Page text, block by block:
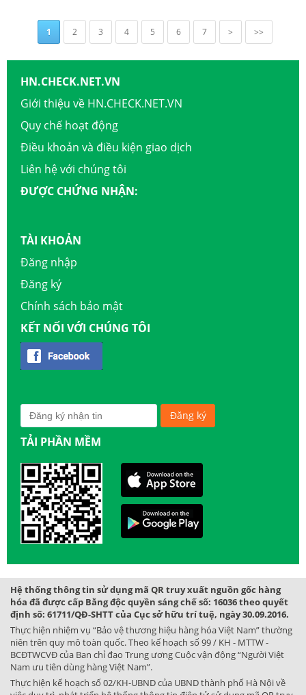
1 2 3 4 5 6 7 > >>
HN.CHECK.NET.VN
Giới thiệu về HN.CHECK.NET.VN
Quy chế hoạt động
Điều khoản và điều kiện giao dịch
Liên hệ với chúng tôi
ĐƯỢC CHỨNG NHẬN:
TÀI KHOẢN
Đăng nhập
Đăng ký
Chính sách bảo mật
KẾT NỐI VỚI CHÚNG TÔI
TẢI PHẦN MỀM
Hệ thống thông tin sử dụng mã QR truy xuất nguồn gốc hàng
hóa đã được cấp Bằng độc quyền sáng chế số: 16036 theo quyết
định số: 61711/QĐ-SHTT của Cục sở hữu trí tuệ, ngày 30.09.2016.
Thực hiện nhiệm vụ “Bảo vệ thương hiệu hàng hóa Việt Nam” thường
niên trên quy mô toàn quốc. Theo kế hoạch số 99 / KH - MTTW -
BCĐTWCVĐ của Ban chỉ đạo Trung ương Cuộc vận động “Người Việt
Nam ưu tiên dùng hàng Việt Nam”.
Thực hiện kế hoạch số 02/KH-UBND của UBND thành phố Hà Nội về